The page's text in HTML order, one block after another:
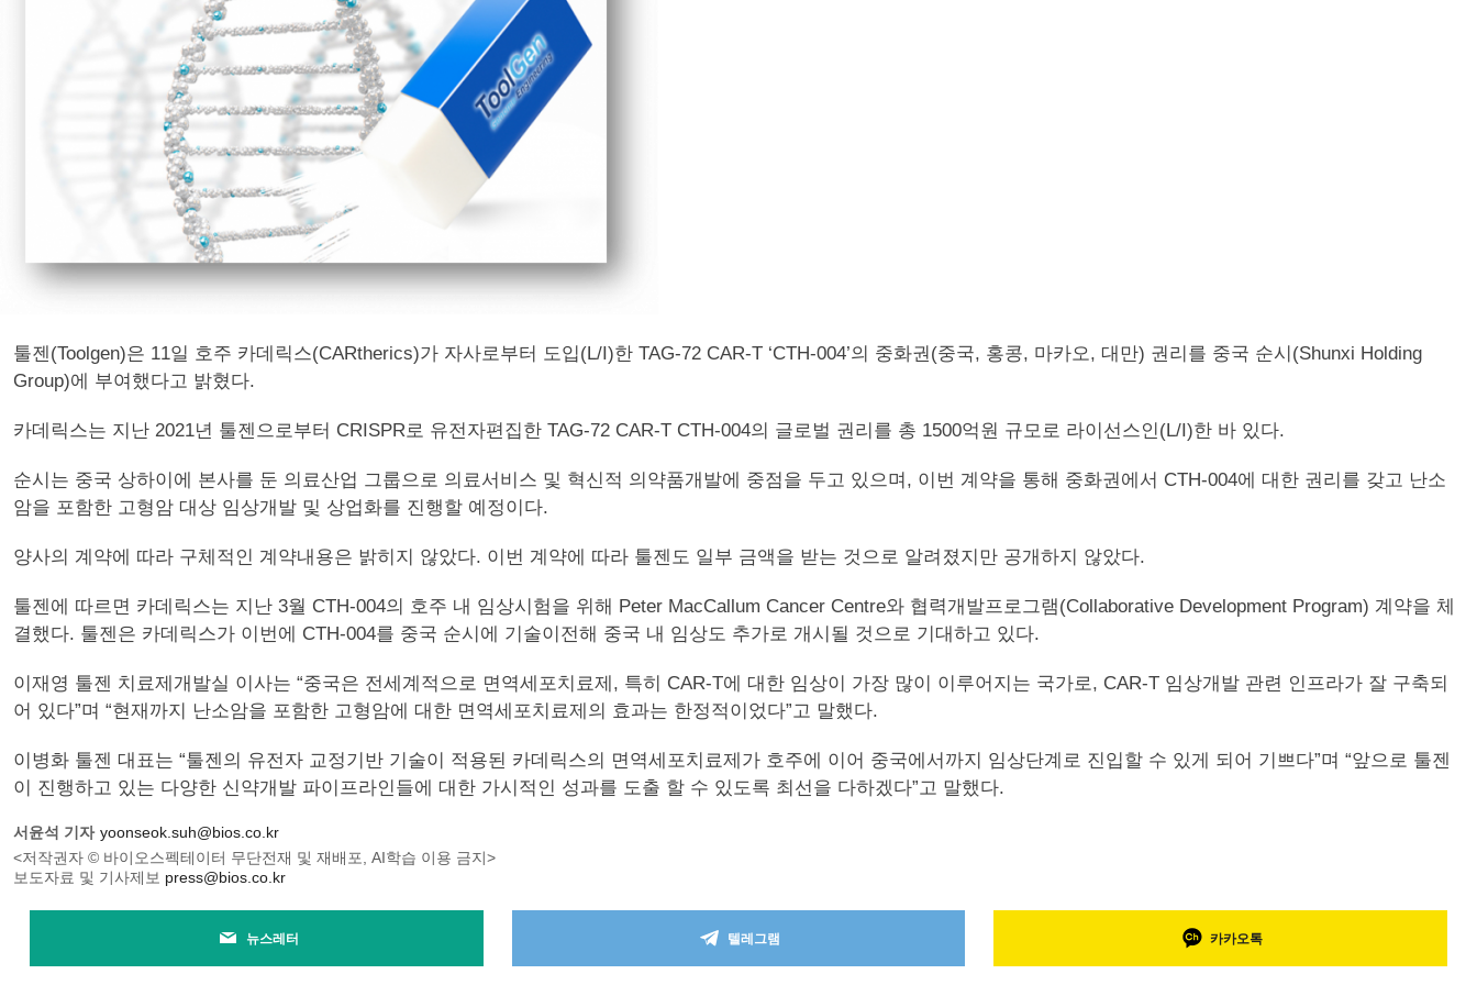
툴젠(Toolgen)은 11일 호주 카데릭스(CARtherics)가 자사로부터 도입(L/I)한 TAG-72 CAR-T ‘CTH-004’의 중화권(중국, 홍콩, 마카오, 대만) 권리를 중국 순시(Shunxi Holding
Group)에 부여했다고 밝혔다.
카데릭스는 지난 2021년 툴젠으로부터 CRISPR로 유전자편집한 TAG-72 CAR-T CTH-004의 글로벌 권리를 총 1500억원 규모로 라이선스인(L/I)한 바 있다.
순시는 중국 상하이에 본사를 둔 의료산업 그룹으로 의료서비스 및 혁신적 의약품개발에 중점을 두고 있으며, 이번 계약을 통해 중화권에서 CTH-004에 대한 권리를 갖고 난소
암을 포함한 고형암 대상 임상개발 및 상업화를 진행할 예정이다.
양사의 계약에 따라 구체적인 계약내용은 밝히지 않았다. 이번 계약에 따라 툴젠도 일부 금액을 받는 것으로 알려졌지만 공개하지 않았다.
툴젠에 따르면 카데릭스는 지난 3월 CTH-004의 호주 내 임상시험을 위해 Peter MacCallum Cancer Centre와 협력개발프로그램(Collaborative Development Program) 계약을 체
결했다. 툴젠은 카데릭스가 이번에 CTH-004를 중국 순시에 기술이전해 중국 내 임상도 추가로 개시될 것으로 기대하고 있다.
이재영 툴젠 치료제개발실 이사는 “중국은 전세계적으로 면역세포치료제, 특히 CAR-T에 대한 임상이 가장 많이 이루어지는 국가로, CAR-T 임상개발 관련 인프라가 잘 구축되
어 있다”며 “현재까지 난소암을 포함한 고형암에 대한 면역세포치료제의 효과는 한정적이었다”고 말했다.
이병화 툴젠 대표는 “툴젠의 유전자 교정기반 기술이 적용된 카데릭스의 면역세포치료제가 호주에 이어 중국에서까지 임상단계로 진입할 수 있게 되어 기쁘다”며 “앞으로 툴젠
이 진행하고 있는 다양한 신약개발 파이프라인들에 대한 가시적인 성과를 도출 할 수 있도록 최선을 다하겠다”고 말했다.
서윤석 기자 yoonseok.suh@bios.co.kr
<저작권자 © 바이오스펙테이터 무단전재 및 재배포, AI학습 이용 금지>
보도자료 및 기사제보 press@bios.co.kr
뉴스레터 텔레그램 카카오톡